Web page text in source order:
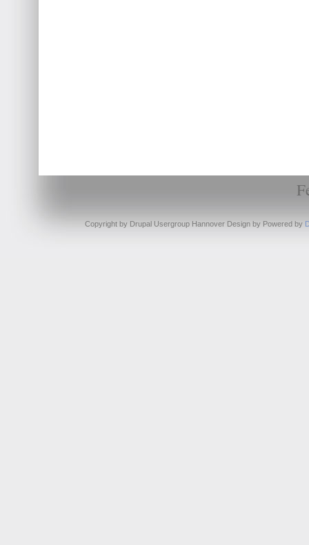
Copyright by Drupal Usergroup Hannover Design by Powered by